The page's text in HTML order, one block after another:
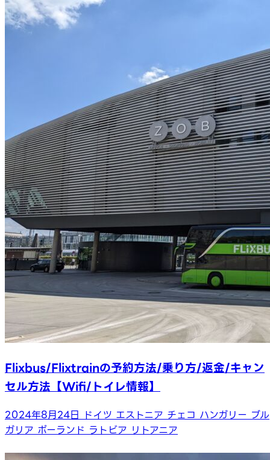
Flixbus/Flixtrainの予約方法/乗り方/返金/キャン
セル方法【Wifi/トイレ情報】
2024年8月24日 ドイツ エストニア チェコ ハンガリー ブル
ガリア ポーランド ラトビア リトアニア